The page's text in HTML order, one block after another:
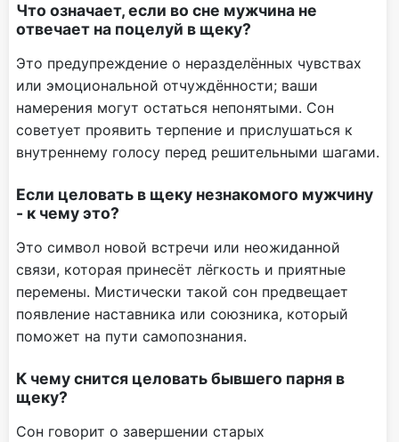
Что означает, если во сне мужчина не
отвечает на поцелуй в щеку?
Это предупреждение о неразделённых чувствах
или эмоциональной отчуждённости; ваши
намерения могут остаться непонятыми. Сон
советует проявить терпение и прислушаться к
внутреннему голосу перед решительными шагами.
Если целовать в щеку незнакомого мужчину
- к чему это?
Это символ новой встречи или неожиданной
связи, которая принесёт лёгкость и приятные
перемены. Мистически такой сон предвещает
появление наставника или союзника, который
поможет на пути самопознания.
К чему снится целовать бывшего парня в
щеку?
Сон говорит о завершении старых